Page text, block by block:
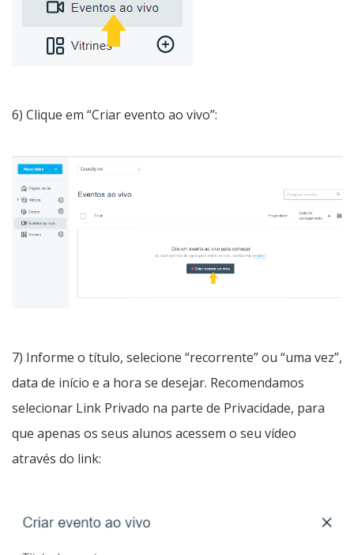
6) Clique em “Criar evento ao vivo”:
7) Informe o título, selecione “recorrente” ou “uma vez”,
data de início e a hora se desejar. Recomendamos
selecionar Link Privado na parte de Privacidade, para
que apenas os seus alunos acessem o seu vídeo
através do link: